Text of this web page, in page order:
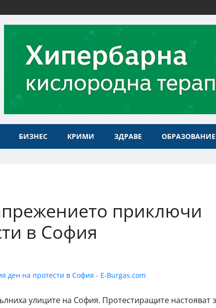
БИЗНЕС КРИМИ ЗДРАВЕ ОБРАЗОВАНИЕ
приключи
в София
улиците на София. Протестиращите настояват